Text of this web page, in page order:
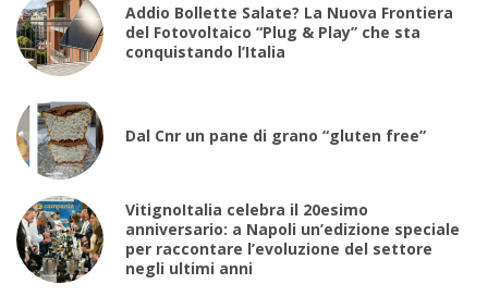
Addio Bollette Salate? La Nuova Frontiera
del Fotovoltaico “Plug & Play” che sta
conquistando l’Italia
Dal Cnr un pane di grano “gluten free”
VitignoItalia celebra il 20esimo
anniversario: a Napoli un’edizione speciale
per raccontare l’evoluzione del settore
negli ultimi anni